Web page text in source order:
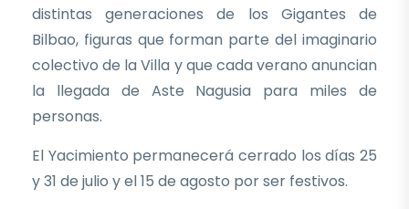
distintas generaciones de los Gigantes de
Bilbao, figuras que forman parte del imaginario
colectivo de la Villa y que cada verano anuncian
la llegada de Aste Nagusia para miles de
personas.
El Yacimiento permanecerá cerrado los días 25
y 31 de julio y el 15 de agosto por ser festivos.